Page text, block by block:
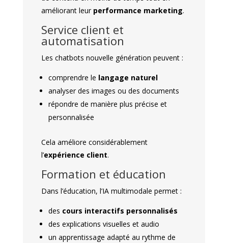
améliorant leur performance marketing.
Service client et
automatisation
Les chatbots nouvelle génération peuvent :
comprendre le langage naturel
analyser des images ou des documents
répondre de manière plus précise et
personnalisée
Cela améliore considérablement
l’expérience client.
Formation et éducation
Dans l’éducation, l’IA multimodale permet :
des cours interactifs personnalisés
des explications visuelles et audio
un apprentissage adapté au rythme de